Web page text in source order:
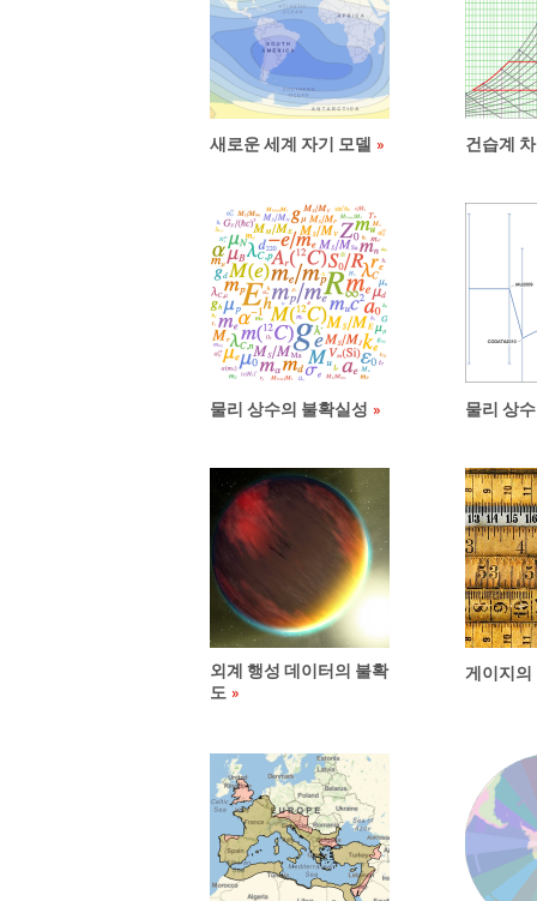
새로운 세계 자기 모델 건습계
물리 상수의 불확실성 물리 상
외계 행성 데이터의 불확
도
게이지의